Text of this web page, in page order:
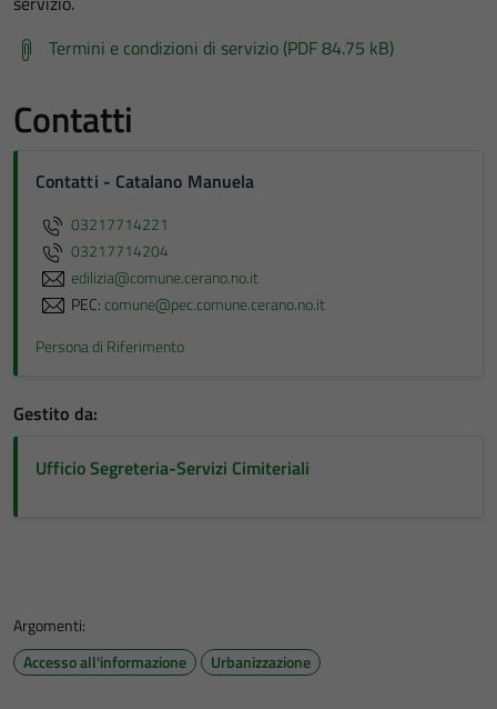
Termini e condizioni di servizio (PDF 84.75 kB)
Contatti
Contatti - Catalano Manuela
03217714221
03217714204
edilizia@comune.cerano.no.it
PEC:comune@pec.comune.cerano.no.it
Persona di Riferimento
Gestito da:
Ufficio Segreteria-Servizi Cimiteriali
Argomenti:
Accesso all'informazione
Urbanizzazione